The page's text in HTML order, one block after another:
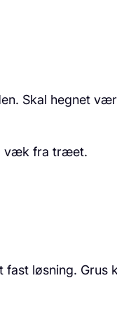
Skal hegnet
væk fra træet.
løsning.